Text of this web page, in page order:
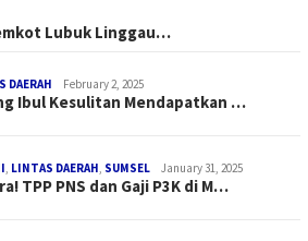
Lubuk Linggau…
DAERAH February 2, 2025
Ibul Kesulitan Mendapatkan …
, LINTAS DAERAH, SUMSEL January 31, 2025
TPP PNS dan Gaji P3K di M…